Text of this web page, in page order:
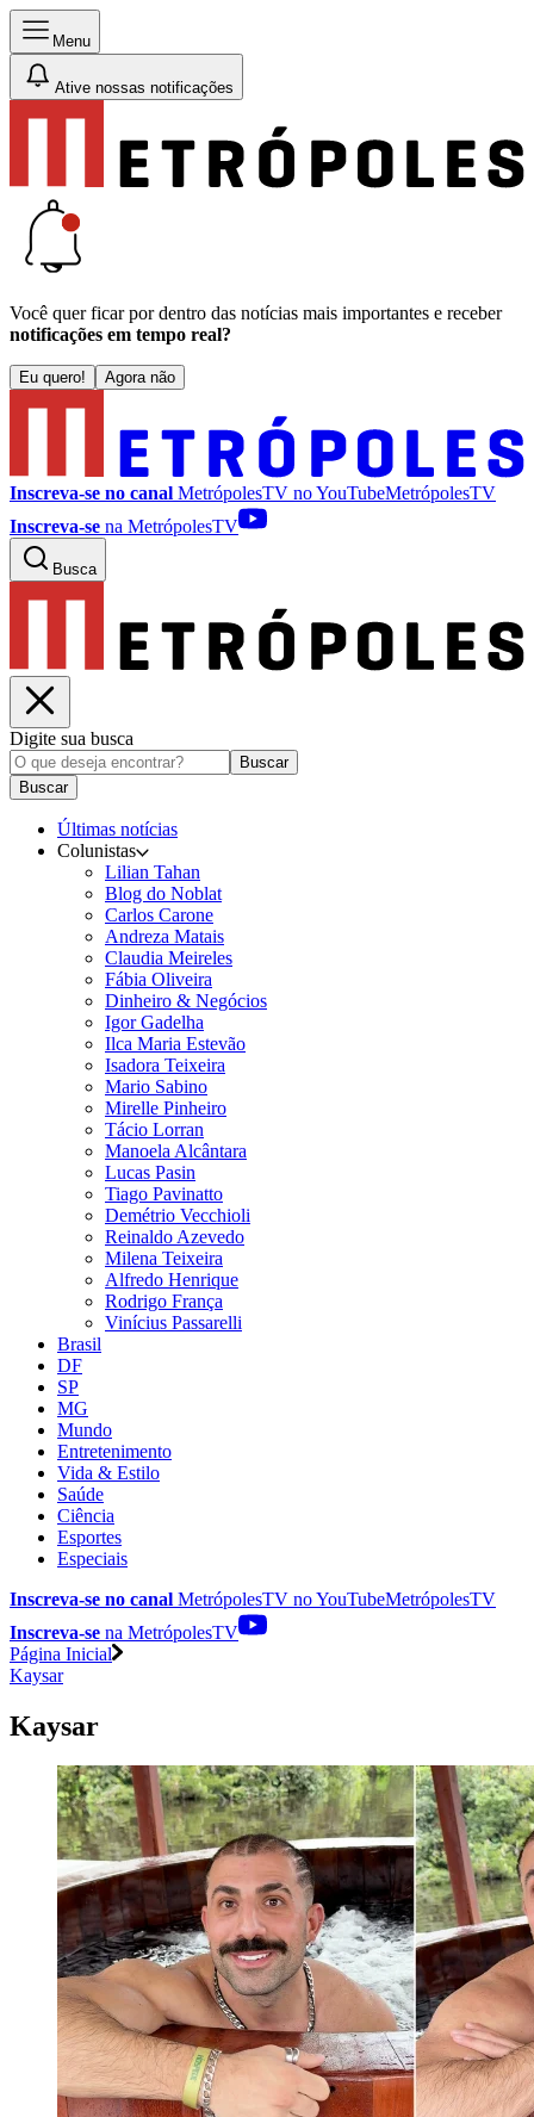
Menu
Ative nossas notificações
Você quer ficar por dentro das notícias mais importantes e receber
notificações em tempo real?
Eu quero! Agora não
Inscreva-se no canal MetrópolesTV noYouTubeMetrópolesTV
Inscreva-se na MetrópolesTV
Busca
Digite sua busca
Buscar
Buscar
Últimas notícias
Colunistas
Lilian Tahan
Blog do Noblat
Carlos Carone
Andreza Matais
Claudia Meireles
Fábia Oliveira
Dinheiro & Negócios
Igor Gadelha
Ilca Maria Estevão
Isadora Teixeira
Mario Sabino
Mirelle Pinheiro
Tácio Lorran
Manoela Alcântara
Lucas Pasin
Tiago Pavinatto
Demétrio Vecchioli
Reinaldo Azevedo
Milena Teixeira
Alfredo Henrique
Rodrigo França
Vinícius Passarelli
Brasil
DF
SP
MG
Mundo
Entretenimento
Vida & Estilo
Saúde
Ciência
Esportes
Especiais
Inscreva-se no canal MetrópolesTV noYouTubeMetrópolesTV
Inscreva-se na MetrópolesTV
Página Inicial
Kaysar
Kaysar